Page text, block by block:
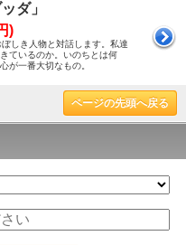
ダ」
)
しき人物と対話します。私達
ているのか。いのちとは何
が一番大切なもの。
ページの先頭へ戻る